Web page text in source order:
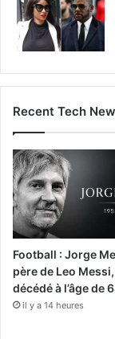
Recent Tech
Football : Jorge
père de Leo
décédé à l’âge de
il y a 14 heures